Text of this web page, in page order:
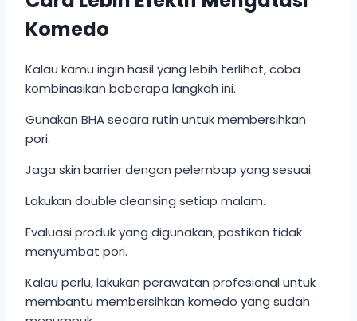
Komedo
Kalau kamu ingin hasil yang lebih terlihat, coba
kombinasikan beberapa langkah ini.
Gunakan BHA secara rutin untuk membersihkan
pori.
Jaga skin barrier dengan pelembap yang sesuai.
Lakukan double cleansing setiap malam.
Evaluasi produk yang digunakan, pastikan tidak
menyumbat pori.
Kalau perlu, lakukan perawatan profesional untuk
membantu membersihkan komedo yang sudah